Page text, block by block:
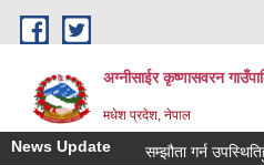
Skip to main content
अग्नीसाईर कृष्णासवरन
मधेश प्रदेश, नेपाल
News Update सम्झौता गर्न उपस्थितिहुने